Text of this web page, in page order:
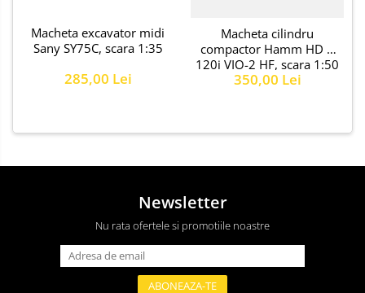
Macheta excavator midi
Sany SY75C, scara 1:35
285,00 Lei
Macheta cilindru
compactor Hamm HD +
120i VIO-2 HF, scara 1:50
350,00 Lei
Newsletter
Nu rata ofertele si promotiile noastre